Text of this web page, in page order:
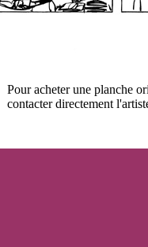
Pour acheter une planche
contacter directement